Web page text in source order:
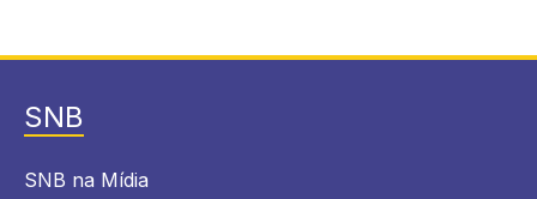
SNB
SNB na Mídia